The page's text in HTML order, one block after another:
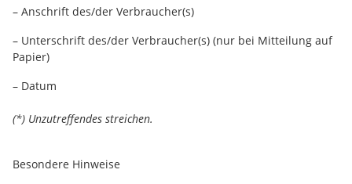
– Anschrift des/der Verbraucher(s)
– Unterschrift des/der Verbraucher(s) (nur bei Mitteilung auf
Papier)
– Datum
(*) Unzutreffendes streichen.
Besondere Hinweise